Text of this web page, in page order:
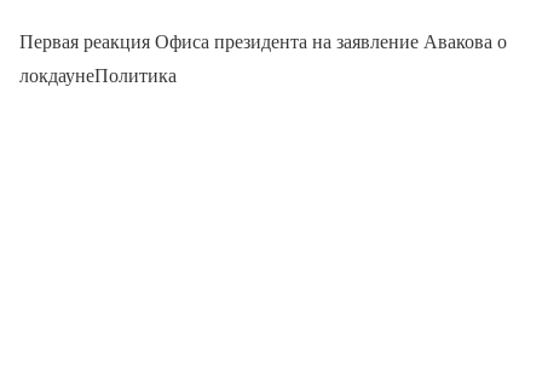
Первая реакция Офиса президента на заявление Авакова о
локдаунеПолитика